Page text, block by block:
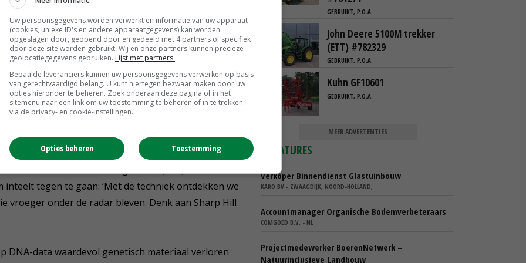
jaren heen hard door de mand vielen toen hun
volgens Scheepens dat de spoeling dun wordt en
achter dezelfde genomicsstieren aanlopen, hebben
om genoeg uitgeteste stieren achter de hand te
hem geen probleem te zijn als veehouders
zoals het StierAdviesProgramma (SAP). Genomics
inteelt tegen te gaan: ‘Met de techniek ontdekken we
vroeger onder de radar bleven. Denk aan Sharp Hill
DNA-data waardevol genetisch materiaal verloren
GEBRUIKT, P.O.A.
John Deere 5100M trekker
(ETT) #782329
GEBRUIKT, P.O.A.
Kuhn GF10601
GEBRUIKT, P.O.A.
MEER ADVERTENTIES
VACATURES
Verkoper Binnendienst Glastuinbouw
KARO BV - ZWAAGDIJK, NOORD-HOLLAND,
Accountmanager Organische Bodemverbeteraars
COMGOED B.V. - NL
Projectmedewerker BoerenNetwerk –
Natuurinclusieve Landbouw
Uw persoonsgegevens worden verwerkt en informatie van uw apparaat
(cookies, unieke ID's en andere apparaatgegevens) kan worden
opgeslagen door, geopend door en gedeeld met 4 partners of specifiek
door deze site worden gebruikt. Wij en onze partners kunnen precieze
geolocatiegegevens gebruiken. Lijst met partners.
Bepaalde leveranciers kunnen uw persoonsgegevens verwerken op basis
van gerechtvaardigd belang. U kunt hiertegen bezwaar maken door uw
opties hieronder te beheren. Zoek onderaan deze pagina of in het
sitemenu naar een link om uw toestemming te beheren of in te trekken
via de privacy- en cookie-instellingen.
Toestemming
Opties beheren